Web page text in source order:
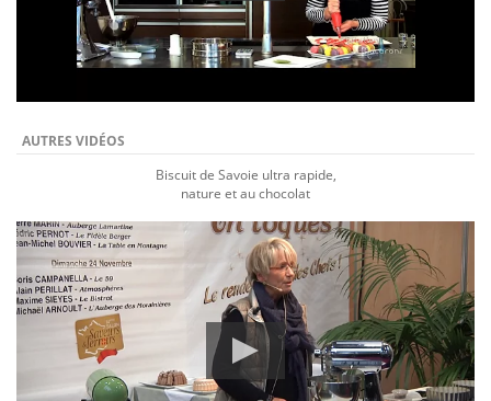
AUTRES VIDÉOS
Biscuit de Savoie ultra rapide,
nature et au chocolat